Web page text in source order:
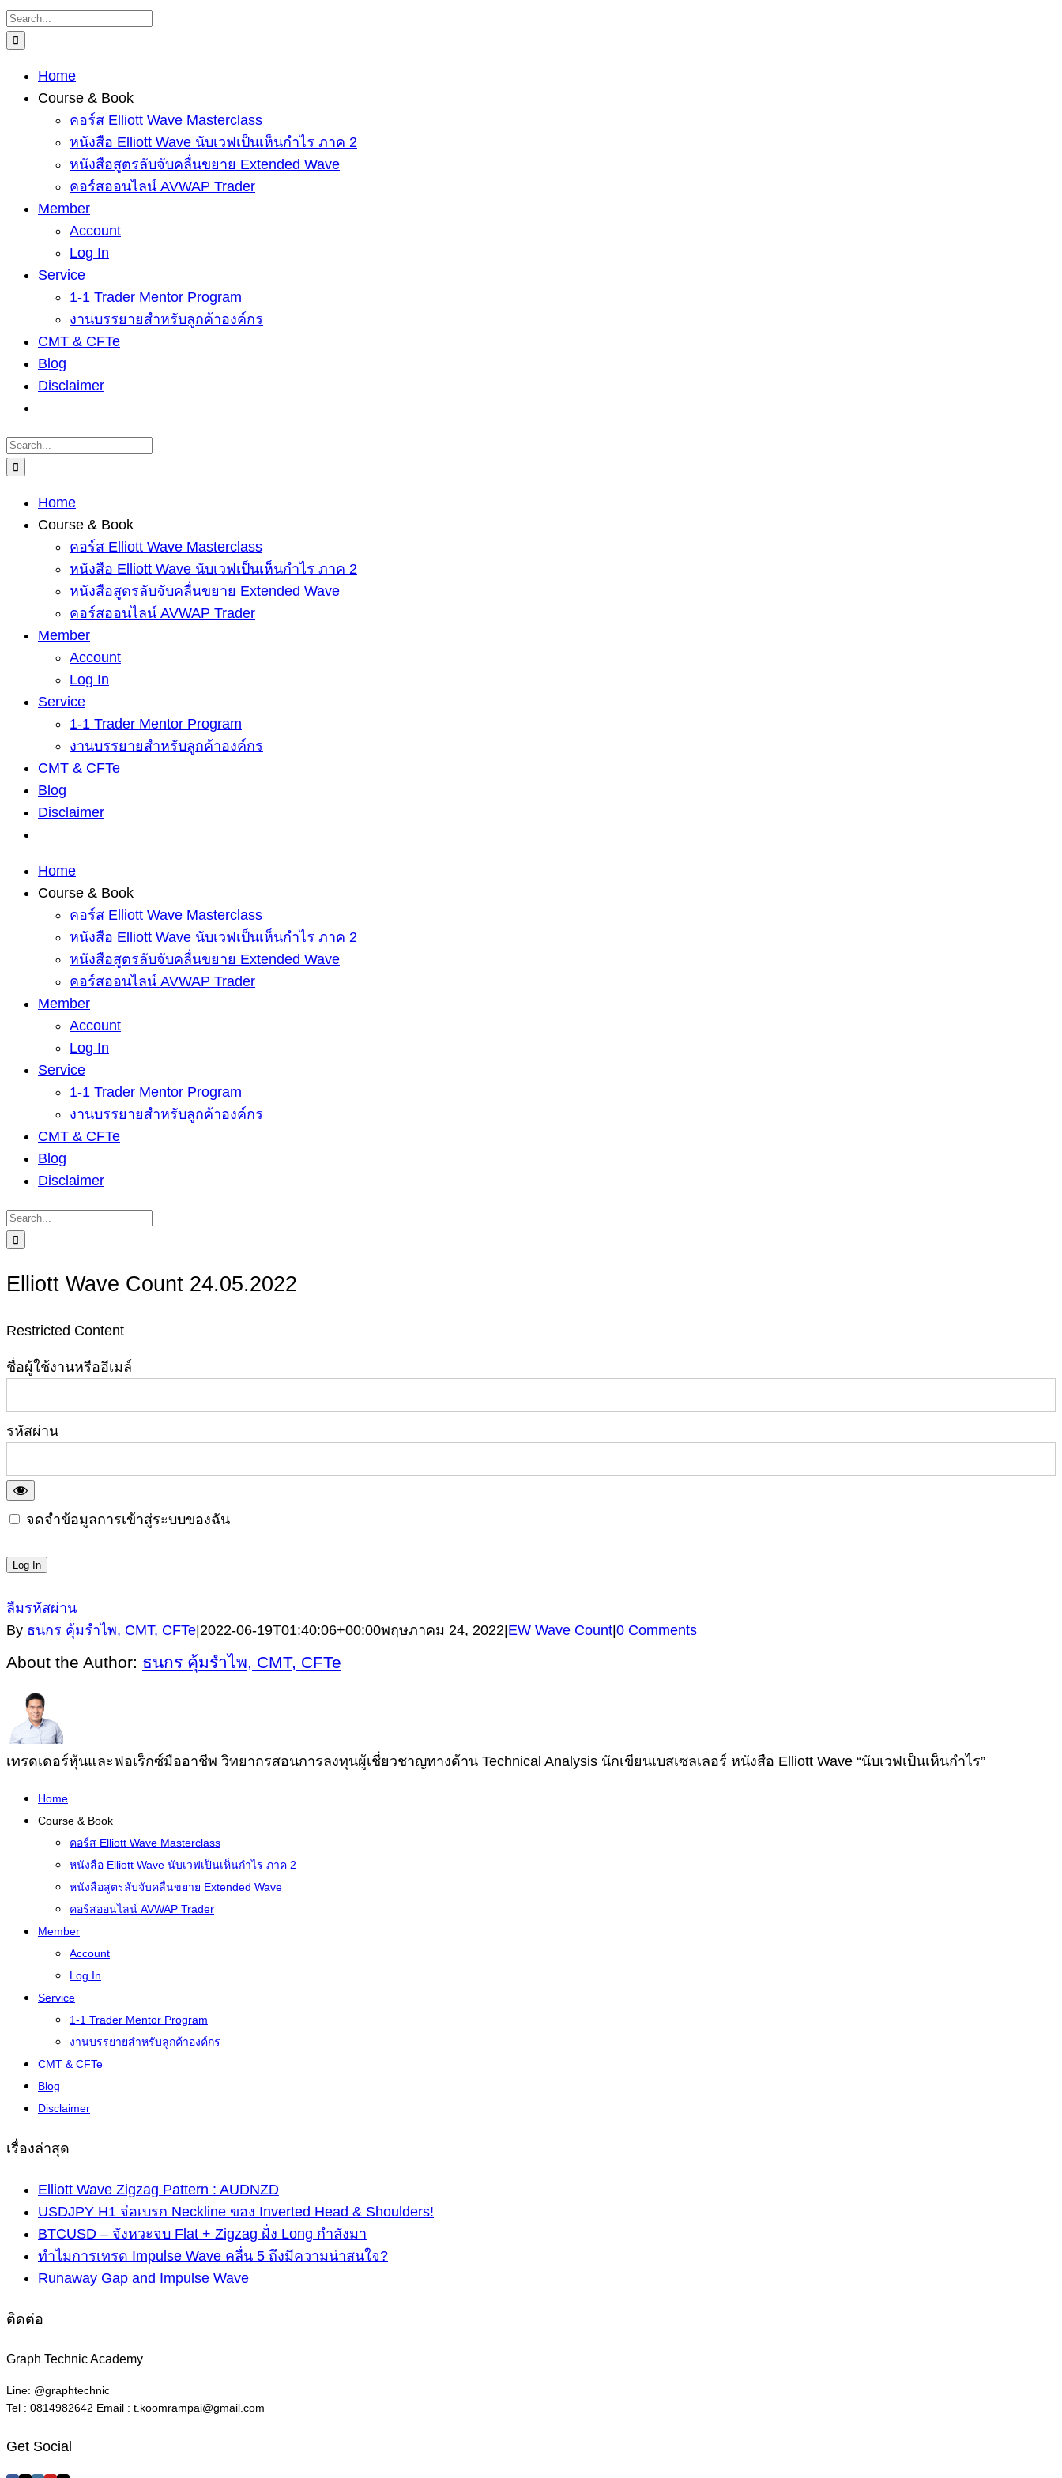
Skip
to
Search
for:
Home
Course & Book
คอร์ส Elliott Wave Masterclass
หนังสือ Elliott Wave นับเวฟเป็นเห็นกำไร ภาค 2
หนังสือสูตรลับจับคลื่นขยาย Extended Wave
คอร์สออนไลน์ AVWAP Trader
Member
Account
Log In
Service
1-1 Trader Mentor Program
งานบรรยายสำหรับลูกค้าองค์กร
CMT & CFTe
Blog
Disclaimer
Search
for:
Home
Course & Book
คอร์ส Elliott Wave Masterclass
หนังสือ Elliott Wave นับเวฟเป็นเห็นกำไร ภาค 2
หนังสือสูตรลับจับคลื่นขยาย Extended Wave
คอร์สออนไลน์ AVWAP Trader
Member
Account
Log In
Service
1-1 Trader Mentor Program
งานบรรยายสำหรับลูกค้าองค์กร
CMT & CFTe
Blog
Disclaimer
Home
Course & Book
คอร์ส Elliott Wave Masterclass
หนังสือ Elliott Wave นับเวฟเป็นเห็นกำไร ภาค 2
หนังสือสูตรลับจับคลื่นขยาย Extended Wave
คอร์สออนไลน์ AVWAP Trader
Member
Account
Log In
Service
1-1 Trader Mentor Program
งานบรรยายสำหรับลูกค้าองค์กร
CMT & CFTe
Blog
Disclaimer
Search
for:
Elliott Wave Count 24.05.2022
Restricted Content
ชื่อผู้ใช้งานหรืออีเมล์
รหัสผ่าน
จดจำข้อมูลการเข้าสู่ระบบของฉัน
ลืมรหัสผ่าน
By ธนกร คุ้มรำไพ, CMT, CFTe|2022-06-19T01:40:06+00:00พฤษภาคม 24, 2022|EW Wave Count|0 Comments
About the Author: ธนกร คุ้มรำไพ, CMT, CFTe
เทรดเดอร์หุ้นและฟอเร็กซ์มืออาชีพ วิทยากรสอนการลงทุนผู้เชี่ยวชาญทางด้าน Technical Analysis นักเขียนเบสเซลเลอร์ หนังสือ Elliott Wave “นับเวฟเป็นเห็นกำไร”
Home
Course & Book
คอร์ส Elliott Wave Masterclass
หนังสือ Elliott Wave นับเวฟเป็นเห็นกำไร ภาค 2
หนังสือสูตรลับจับคลื่นขยาย Extended Wave
คอร์สออนไลน์ AVWAP Trader
Member
Account
Log In
Service
1-1 Trader Mentor Program
งานบรรยายสำหรับลูกค้าองค์กร
CMT & CFTe
Blog
Disclaimer
เรื่องล่าสุด
Elliott Wave Zigzag Pattern : AUDNZD
USDJPY H1 จ่อเบรก Neckline ของ Inverted Head & Shoulders!
BTCUSD – จังหวะจบ Flat + Zigzag ฝั่ง Long กำลังมา
ทำไมการเทรด Impulse Wave คลื่น 5 ถึงมีความน่าสนใจ?
Runaway Gap and Impulse Wave
ติดต่อ
Graph Technic Academy
Line: @graphtechnic
Tel : 0814982642 Email : t.koomrampai@gmail.com
Get Social